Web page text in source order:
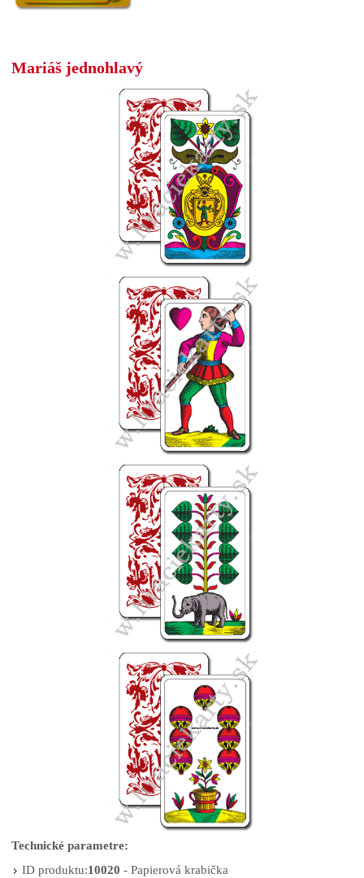
Mariáš jednohlavý
Technické parametre:
ID produktu:10020 - Papierová krabička